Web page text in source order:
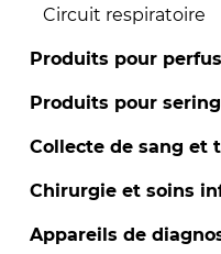
Circuit respiratoire
Produits pour
Produits pour
Collecte de sang et
Chirurgie et soins
Appareils de